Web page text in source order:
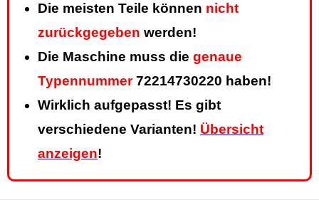
Die meisten Teile können nicht
zurückgegeben werden!
Die Maschine muss die genaue
Typennummer72214730220 haben!
Wirklich aufgepasst! Es gibt
verschiedene Varianten! Übersicht
anzeigen!